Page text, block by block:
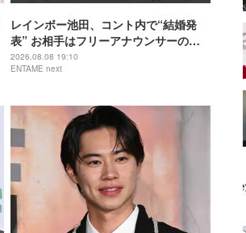
レインボー池田、コント内で“結婚発
表” お相手はフリーアナウンサーの佐
藤佳奈
2026.08.08 19:10
ENTAME next